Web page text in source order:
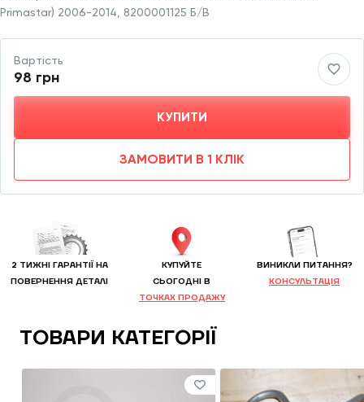
Primastar) 2006-2014, 8200001125 Б/В
Вартість
98 грн
КУПИТИ
ЗАМОВИТИ В 1 КЛІК
2 ТИЖНІ ГАРАНТІЇ НА
ПОВЕРНЕННЯ ДЕТАЛІ
КУПУЙТЕ
CЬОГОДНІ В
ТОЧКАХ ПРОДАЖУ
ВИНИКЛИ ПИТАННЯ?
КОНСУЛЬТАЦІЯ
ТОВАРИ КАТЕГОРІЇ